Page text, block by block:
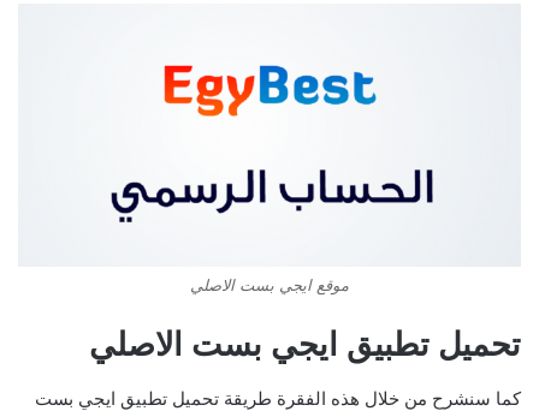
موقع ايجي بست الاصلي
تحميل تطبيق ايجي بست الاصلي
كما سنشرح من خلال هذه الفقرة طريقة تحميل تطبيق ايجي بست